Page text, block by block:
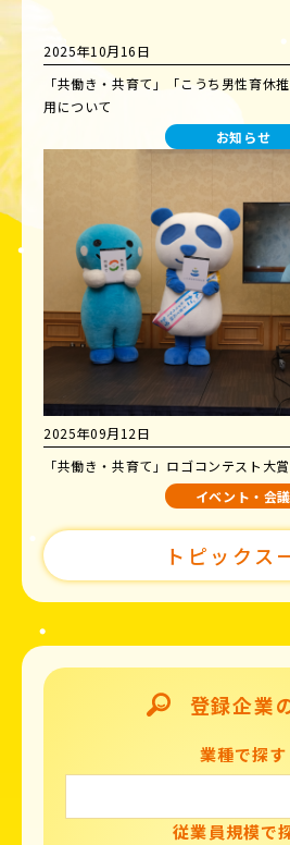
2025年10月16日
「共働き・共育て」「こうち男性育休
用について
お知らせ
2025年09月12日
「共働き・共育て」ロゴコンテスト大
イベント・会議
トピックス
登録企業
業種で探す
従業員規模で